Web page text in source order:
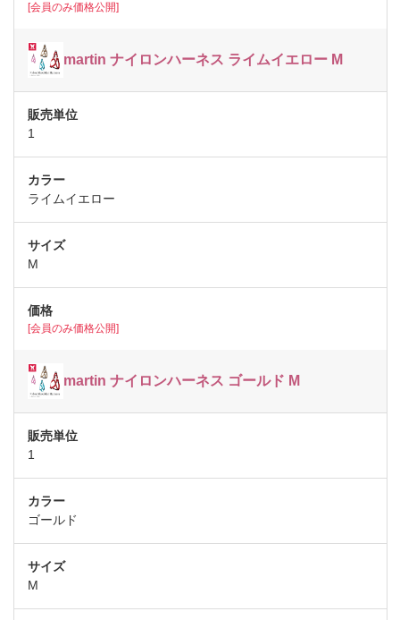
[会員のみ価格公開]
martin ナイロンハーネス ライムイエロー M
1
ライムイエロー
M
[会員のみ価格公開]
martin ナイロンハーネス ゴールド M
1
ゴールド
M